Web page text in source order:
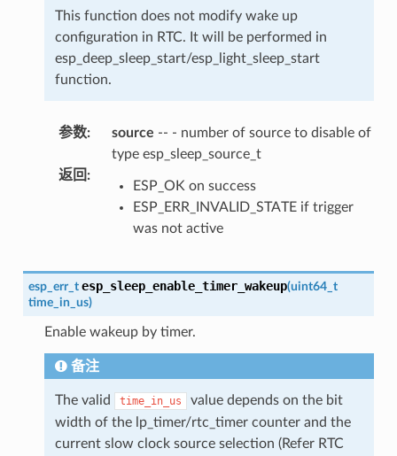
This function does not modify wake up
configuration in RTC. It will be performed in
esp_deep_sleep_start/esp_light_sleep_start
function.
参数: source -- - number of source to disable of
type esp_sleep_source_t
返回 :
ESP_OK on success
ESP_ERR_INVALID_STATE if trigger
was not active
esp_err_t esp_sleep_enable_timer_wakeup(uint64_t
time_in_us)
Enable wakeup by timer.
备注
The valid time_in_us
value depends on the bit
width of the lp_timer/rtc_timer counter and the
current slow clock source selection (Refer RTC